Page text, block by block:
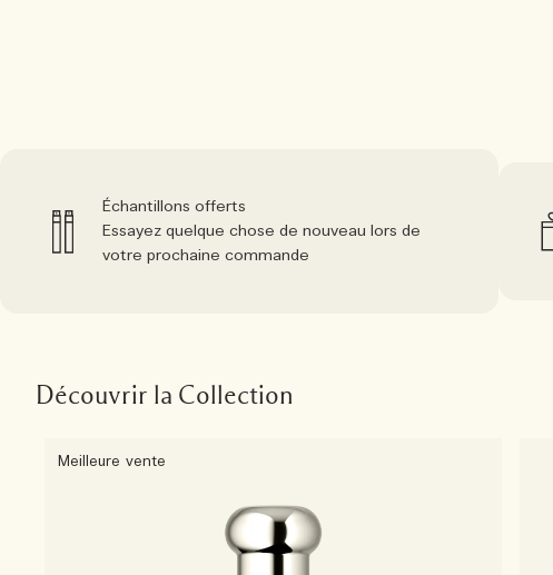
Échantillons offerts
Essayez quelque chose de nouveau lors de
votre prochaine commande
Découvrir la Collection
Meilleure vente